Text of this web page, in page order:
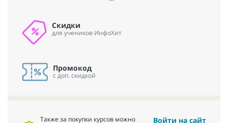
Скидки
для учеников ИнфоХит
Промокод
с доп. скидкой
Также за покупки курсов можно
Войти на сайт